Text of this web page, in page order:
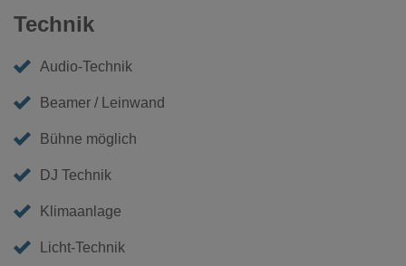
Technik
Audio-Technik
Beamer / Leinwand
Bühne möglich
DJ Technik
Klimaanlage
Licht-Technik